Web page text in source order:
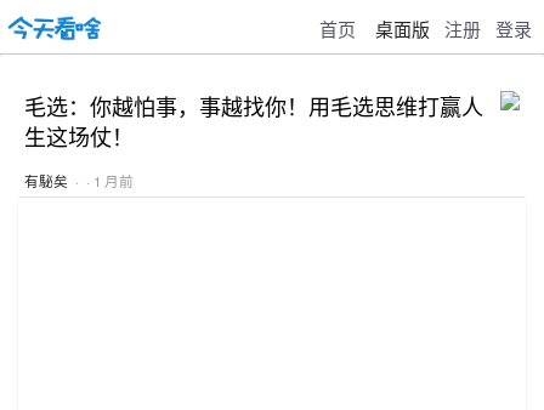
首页 桌面版 注册 登录
毛选：你越怕事，事越找你！用毛选思维打赢人
生这场仗！
有駜矣 · · 1 月前